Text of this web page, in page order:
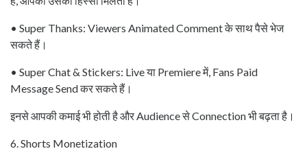
• Super Thanks: Viewers Animated Comment के साथ पैसे भेज
सकते हैं।
• Super Chat & Stickers: Live या Premiere में, Fans Paid
Message Send कर सकते हैं।
इनसे आपकी कमाई भी होती है और Audience से Connection भी बढ़ता है।
6. Shorts Monetization